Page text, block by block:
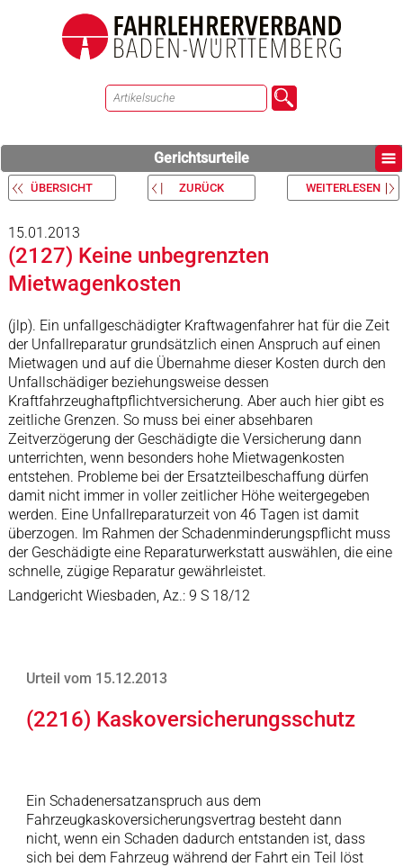
Gerichtsurteile
ÜBERSICHT ZURÜCK WEITERLESEN
15.01.2013
(2127) Keine unbegrenzten
Mietwagenkosten
(jlp). Ein unfallgeschädigter Kraftwagenfahrer hat für die Zeit
der Unfallreparatur grundsätzlich einen Anspruch auf einen
Mietwagen und auf die Übernahme dieser Kosten durch den
Unfallschädiger beziehungsweise dessen
Kraftfahrzeughaftpflichtversicherung. Aber auch hier gibt es
zeitliche Grenzen. So muss bei einer absehbaren
Zeitverzögerung der Geschädigte die Versicherung dann
unterrichten, wenn besonders hohe Mietwagenkosten
entstehen. Probleme bei der Ersatzteilbeschaffung dürfen
damit nicht immer in voller zeitlicher Höhe weitergegeben
werden. Eine Unfallreparaturzeit von 46 Tagen ist damit
überzogen. Im Rahmen der Schadenminderungspflicht muss
der Geschädigte eine Reparaturwerkstatt auswählen, die eine
schnelle, zügige Reparatur gewährleistet.
Landgericht Wiesbaden, Az.: 9 S 18/12
Urteil vom 15.12.2013
(2216) Kaskoversicherungsschutz
Ein Schadenersatzanspruch aus dem
Fahrzeugkaskoversicherungsvertrag besteht dann
nicht, wenn ein Schaden dadurch entstanden ist, dass
sich bei dem Fahrzeug während der Fahrt ein Teil löst